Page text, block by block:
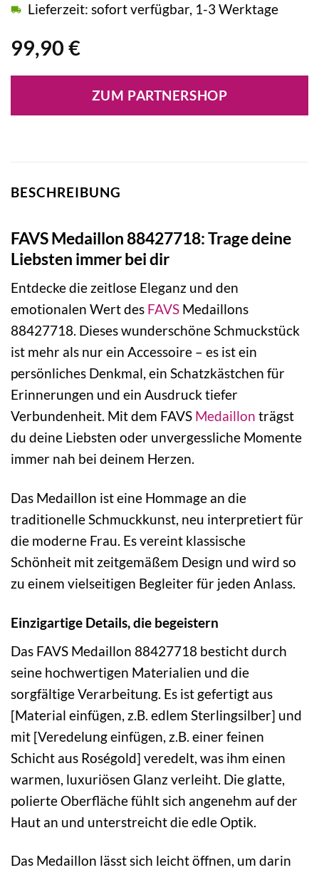
99,90 €
Lieferzeit: sofort verfügbar, 1-3 Werktage
ZUM PARTNERSHOP
BESCHREIBUNG
FAVS Medaillon 88427718: Trage deine
Liebsten immer bei dir
Entdecke die zeitlose Eleganz und den
emotionalen Wert des FAVS Medaillons
88427718. Dieses wunderschöne Schmuckstück
ist mehr als nur ein Accessoire – es ist ein
persönliches Denkmal, ein Schatzkästchen für
Erinnerungen und ein Ausdruck tiefer
Verbundenheit. Mit dem FAVS Medaillon trägst
du deine Liebsten oder unvergessliche Momente
immer nah bei deinem Herzen.
Das Medaillon ist eine Hommage an die
traditionelle Schmuckkunst, neu interpretiert für
die moderne Frau. Es vereint klassische
Schönheit mit zeitgemäßem Design und wird so
zu einem vielseitigen Begleiter für jeden Anlass.
Einzigartige Details, die begeistern
Das FAVS Medaillon 88427718 besticht durch
seine hochwertigen Materialien und die
sorgfältige Verarbeitung. Es ist gefertigt aus
[Material einfügen, z.B. edlem Sterlingsilber] und
mit [Veredelung einfügen, z.B. einer feinen
Schicht aus Roségold] veredelt, was ihm einen
warmen, luxuriösen Glanz verleiht. Die glatte,
polierte Oberfläche fühlt sich angenehm auf der
Haut an und unterstreicht die edle Optik.
Das Medaillon lässt sich leicht öffnen, um darin